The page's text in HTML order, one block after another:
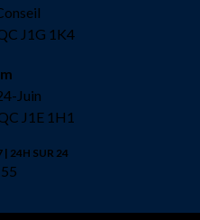
J1G 1K4
Juin
J1E 1H1
| 24H SUR 24